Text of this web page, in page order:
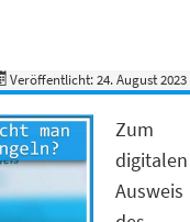
Veröffentlicht: 24. August 2023
Zum
digitalen
Ausweis